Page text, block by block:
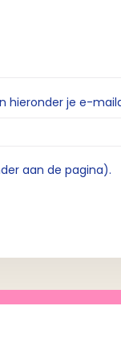
je e-
aan de pagina).